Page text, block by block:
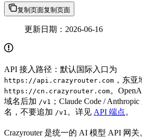
复制页面复制页面
更新日期：2026-06-16
API 接入路径：默认国际入口为
https://api.crazyrouter.com ，东
https://cn.crazyrouter.com。
域名后加 /v1
；Claude Code /
名，不要追加 /v1 。详见 API 端点。
Crazyrouter 是统一的 AI 模型 API 网